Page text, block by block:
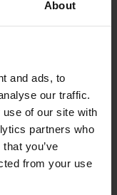
About
and ads, to
our traffic.
of our site with
partners who
you’ve
from your use
dat u hier heerlijk
zaken zoals
Daarnaast
barretjes en
is gedacht,